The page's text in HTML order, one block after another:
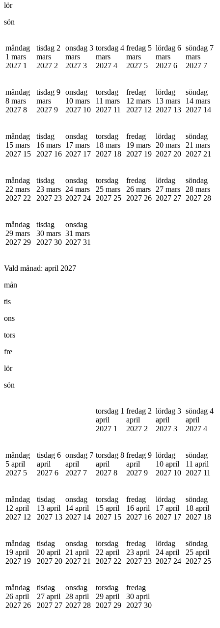
lör
sön
måndag
1 mars
2027 1
tisdag 2
mars
2027 2
onsdag 3
mars
2027 3
torsdag 4
mars
2027 4
fredag 5
mars
2027 5
lördag 6
mars
2027 6
söndag 7
mars
2027 7
måndag
8 mars
2027 8
tisdag 9
mars
2027 9
onsdag
10 mars
2027 10
torsdag
11 mars
2027 11
fredag
12 mars
2027 12
lördag
13 mars
2027 13
söndag
14 mars
2027 14
måndag
15 mars
2027 15
tisdag
16 mars
2027 16
onsdag
17 mars
2027 17
torsdag
18 mars
2027 18
fredag
19 mars
2027 19
lördag
20 mars
2027 20
söndag
21 mars
2027 21
måndag
22 mars
2027 22
tisdag
23 mars
2027 23
onsdag
24 mars
2027 24
torsdag
25 mars
2027 25
fredag
26 mars
2027 26
lördag
27 mars
2027 27
söndag
28 mars
2027 28
måndag
29 mars
2027 29
tisdag
30 mars
2027 30
onsdag
31 mars
2027 31
Vald månad: april 2027
mån
tis
ons
tors
fre
lör
sön
torsdag 1
april
2027 1
fredag 2
april
2027 2
lördag 3
april
2027 3
söndag 4
april
2027 4
måndag
5 april
2027 5
tisdag 6
april
2027 6
onsdag 7
april
2027 7
torsdag 8
april
2027 8
fredag 9
april
2027 9
lördag
10 april
2027 10
söndag
11 april
2027 11
måndag
12 april
2027 12
tisdag
13 april
2027 13
onsdag
14 april
2027 14
torsdag
15 april
2027 15
fredag
16 april
2027 16
lördag
17 april
2027 17
söndag
18 april
2027 18
måndag
19 april
2027 19
tisdag
20 april
2027 20
onsdag
21 april
2027 21
torsdag
22 april
2027 22
fredag
23 april
2027 23
lördag
24 april
2027 24
söndag
25 april
2027 25
måndag
26 april
2027 26
tisdag
27 april
2027 27
onsdag
28 april
2027 28
torsdag
29 april
2027 29
fredag
30 april
2027 30